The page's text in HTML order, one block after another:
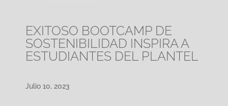
EXITOSO BOOTCAMP DE
SOSTENIBILIDAD INSPIRA A
ESTUDIANTES DEL PLANTEL
Julio 10, 2023